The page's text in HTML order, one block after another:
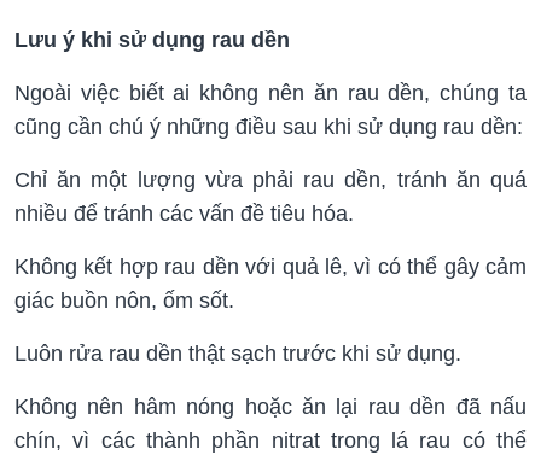
Lưu ý khi sử dụng rau dền
Ngoài việc biết ai không nên ăn rau dền, chúng ta
cũng cần chú ý những điều sau khi sử dụng rau dền:
Chỉ ăn một lượng vừa phải rau dền, tránh ăn quá
nhiều để tránh các vấn đề tiêu hóa.
Không kết hợp rau dền với quả lê, vì có thể gây cảm
giác buồn nôn, ốm sốt.
Luôn rửa rau dền thật sạch trước khi sử dụng.
Không nên hâm nóng hoặc ăn lại rau dền đã nấu
chín, vì các thành phần nitrat trong lá rau có thể